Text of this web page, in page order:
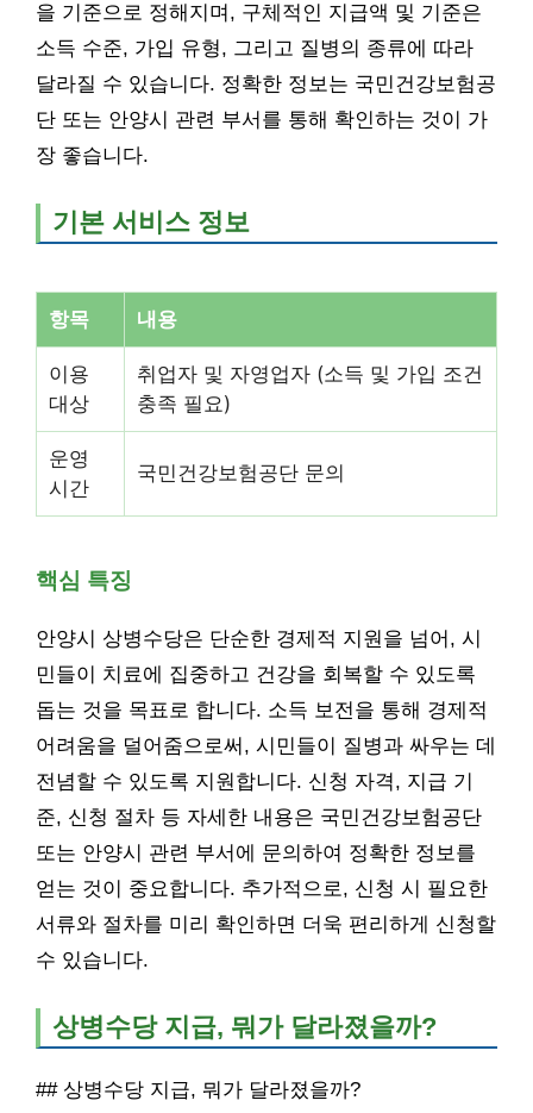
을 기준으로 정해지며, 구체적인 지급액 및 기준은
소득 수준, 가입 유형, 그리고 질병의 종류에 따라
달라질 수 있습니다. 정확한 정보는 국민건강보험공
단 또는 안양시 관련 부서를 통해 확인하는 것이 가
장 좋습니다.
기본 서비스 정보
항목 내용
이용
대상
취업자 및 자영업자 (소득 및 가입 조건
충족 필요)
운영
시간
국민건강보험공단 문의
핵심 특징
안양시 상병수당은 단순한 경제적 지원을 넘어, 시
민들이 치료에 집중하고 건강을 회복할 수 있도록
돕는 것을 목표로 합니다. 소득 보전을 통해 경제적
어려움을 덜어줌으로써, 시민들이 질병과 싸우는 데
전념할 수 있도록 지원합니다. 신청 자격, 지급 기
준, 신청 절차 등 자세한 내용은 국민건강보험공단
또는 안양시 관련 부서에 문의하여 정확한 정보를
얻는 것이 중요합니다. 추가적으로, 신청 시 필요한
서류와 절차를 미리 확인하면 더욱 편리하게 신청할
수 있습니다.
상병수당 지급, 뭐가 달라졌을까?
## 상병수당 지급, 뭐가 달라졌을까?